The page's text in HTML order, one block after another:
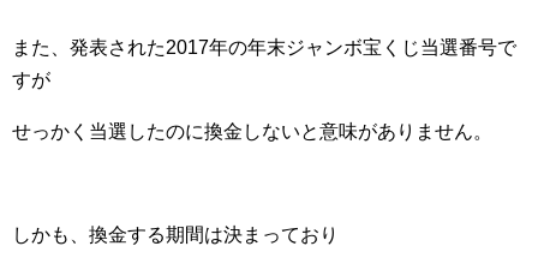
また、発表された2017年の年末ジャンボ宝くじ当選番号で
すが
せっかく当選したのに換金しないと意味がありません。
しかも、換金する期間は決まっており